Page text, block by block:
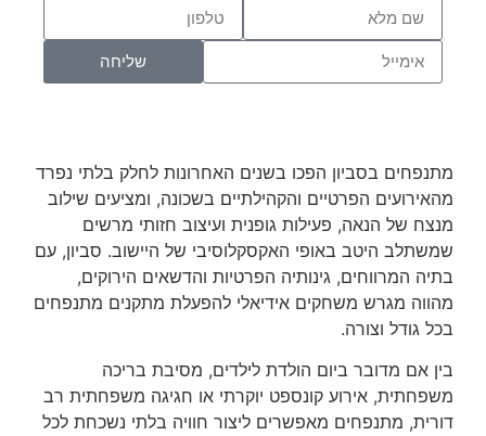
מתנפחים בסביון הפכו בשנים האחרונות לחלק בלתי נפרד
מהאירועים הפרטיים והקהילתיים בשכונה, ומציעים שילוב
מנצח של הנאה, פעילות גופנית ועיצוב חזותי מרשים
שמשתלב היטב באופי האקסקלוסיבי של היישוב. סביון, עם
בתיה המרווחים, גינותיה הפרטיות והדשאים הירוקים,
מהווה מגרש משחקים אידיאלי להפעלת מתקנים מתנפחים
בכל גודל וצורה.
בין אם מדובר ביום הולדת לילדים, מסיבת בריכה
משפחתית, אירוע קונספט יוקרתי או חגיגה משפחתית רב
דורית, מתנפחים מאפשרים ליצור חוויה בלתי נשכחת לכל
שליחה